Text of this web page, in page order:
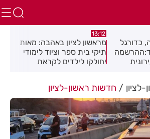
כדורגל
13:12
מראשון לציון באהבה: מאות
תיקי בית ספר וציוד לימודי
יחולקו לילדים לקראת
לציון חדשות ראשון-לציון